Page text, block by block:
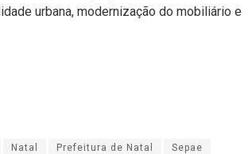
urbana, modernização do mobiliário e
Natal Prefeitura de Natal Sepae